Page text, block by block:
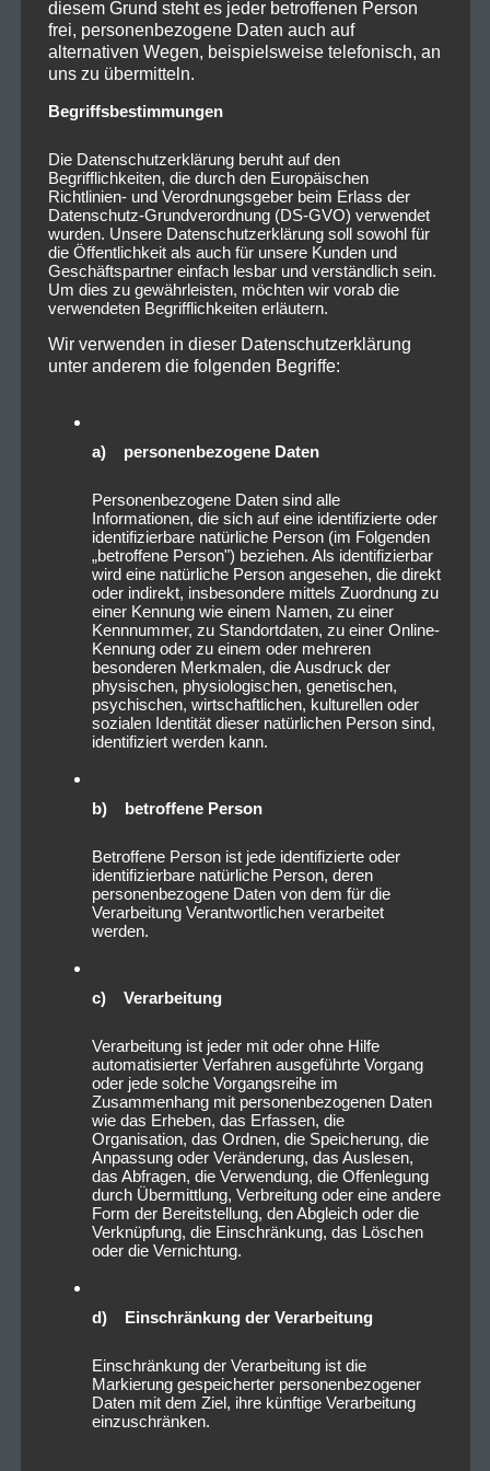
diesem Grund steht es jeder betroffenen Person
frei, personenbezogene Daten auch auf
alternativen Wegen, beispielsweise telefonisch, an
uns zu übermitteln.
Begriffsbestimmungen
Die Datenschutzerklärung beruht auf den
Begrifflichkeiten, die durch den Europäischen
Richtlinien- und Verordnungsgeber beim Erlass der
Datenschutz-Grundverordnung (DS-GVO) verwendet
wurden. Unsere Datenschutzerklärung soll sowohl für
die Öffentlichkeit als auch für unsere Kunden und
Geschäftspartner einfach lesbar und verständlich sein.
Um dies zu gewährleisten, möchten wir vorab die
verwendeten Begrifflichkeiten erläutern.
Wir verwenden in dieser Datenschutzerklärung
unter anderem die folgenden Begriffe:
a) personenbezogene Daten
Personenbezogene Daten sind alle
Informationen, die sich auf eine identifizierte oder
identifizierbare natürliche Person (im Folgenden
„betroffene Person") beziehen. Als identifizierbar
wird eine natürliche Person angesehen, die direkt
oder indirekt, insbesondere mittels Zuordnung zu
einer Kennung wie einem Namen, zu einer
Kennnummer, zu Standortdaten, zu einer Online-
Kennung oder zu einem oder mehreren
besonderen Merkmalen, die Ausdruck der
physischen, physiologischen, genetischen,
psychischen, wirtschaftlichen, kulturellen oder
sozialen Identität dieser natürlichen Person sind,
identifiziert werden kann.
b) betroffene Person
Betroffene Person ist jede identifizierte oder
identifizierbare natürliche Person, deren
personenbezogene Daten von dem für die
Verarbeitung Verantwortlichen verarbeitet
werden.
c) Verarbeitung
Verarbeitung ist jeder mit oder ohne Hilfe
automatisierter Verfahren ausgeführte Vorgang
oder jede solche Vorgangsreihe im
Zusammenhang mit personenbezogenen Daten
wie das Erheben, das Erfassen, die
Organisation, das Ordnen, die Speicherung, die
Anpassung oder Veränderung, das Auslesen,
das Abfragen, die Verwendung, die Offenlegung
durch Übermittlung, Verbreitung oder eine andere
Form der Bereitstellung, den Abgleich oder die
Verknüpfung, die Einschränkung, das Löschen
oder die Vernichtung.
d) Einschränkung der Verarbeitung
Einschränkung der Verarbeitung ist die
Markierung gespeicherter personenbezogener
Daten mit dem Ziel, ihre künftige Verarbeitung
einzuschränken.